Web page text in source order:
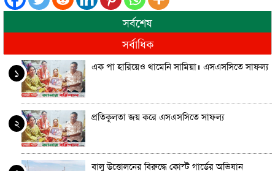
সর্বশেষ
সর্বাধিক
১ এক পা হারিয়েও থামেনি সামিয়া‍॥ এসএসসিতে সাফল্য
২ প্রতিকূলতা জয় করে এসএসসিতে সাফল্য
বালু উত্তোলনের বিরুদ্ধে কোস্ট গার্ডের অভিযান